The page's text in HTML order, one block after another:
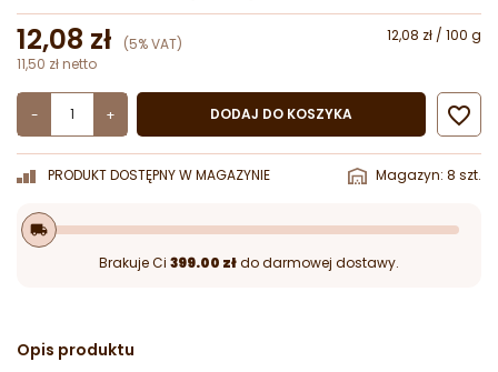
12,08 zł (5% VAT)
12,08 zł / 100 g
11,50 zł netto
- + DODAJ DO KOSZYKA 
PRODUKT DOSTĘPNY W MAGAZYNIE Magazyn: 8 szt.
local_shipping
Brakuje Ci 399.00 złdo darmowej dostawy.
Opis produktu